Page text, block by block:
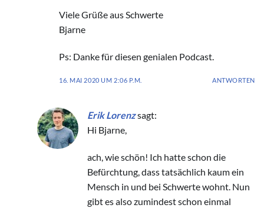
Viele Grüße aus Schwerte
Bjarne
Ps: Danke für diesen genialen Podcast.
16. MAI 2020 UM 2:06 P.M. ANTWORTEN
Erik Lorenzsagt:
Hi Bjarne,
ach, wie schön! Ich hatte schon die
Befürchtung, dass tatsächlich kaum ein
Mensch in und bei Schwerte wohnt. Nun
gibt es also zumindest schon einmal